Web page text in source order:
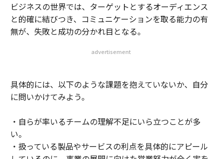
ビジネスの世界では、ターゲットとするオーディエンス
と的確に結びつき、コミュニケーションを取る能力の有
無が、失敗と成功の分かれ目となる。
advertisement
具体的には、以下のような課題を抱えていないか、自分
に問いかけてみよう。
・自らが率いるチームの理解不足にいら立つことが多
い。
・扱っている製品やサービスの利点を具体的にアピール